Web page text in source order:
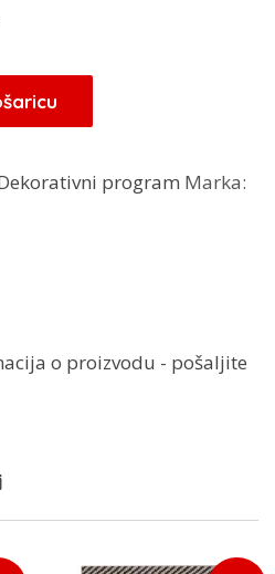
10,20 KM.
program Marka:
o proizvodu - pošaljite